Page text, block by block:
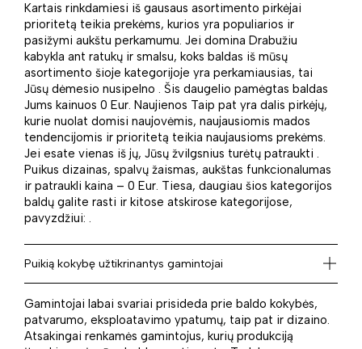
Kartais rinkdamiesi iš gausaus asortimento pirkėjai
prioritetą teikia prekėms, kurios yra populiarios ir
pasižymi aukštu perkamumu. Jei domina Drabužiu
kabykla ant ratukų ir smalsu, koks baldas iš mūsų
asortimento šioje kategorijoje yra perkamiausias, tai
Jūsų dėmesio nusipelno . Šis daugelio pamėgtas baldas
Jums kainuos 0 Eur. Naujienos Taip pat yra dalis pirkėjų,
kurie nuolat domisi naujovėmis, naujausiomis mados
tendencijomis ir prioritetą teikia naujausioms prekėms.
Jei esate vienas iš jų, Jūsų žvilgsnius turėtų patraukti .
Puikus dizainas, spalvų žaismas, aukštas funkcionalumas
ir patraukli kaina – 0 Eur. Tiesa, daugiau šios kategorijos
baldų galite rasti ir kitose atskirose kategorijose,
pavyzdžiui: .
Puikią kokybę užtikrinantys gamintojai
Gamintojai labai svariai prisideda prie baldo kokybės,
patvarumo, eksploatavimo ypatumų, taip pat ir dizaino.
Atsakingai renkamės gamintojus, kurių produkciją